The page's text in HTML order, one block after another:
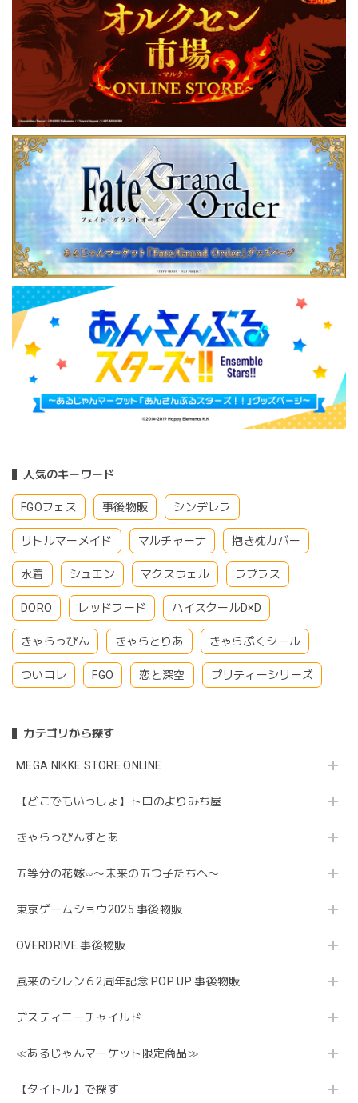
人気のキーワード
FGOフェス 事後物販 シンデレラ
リトルマーメイド マルチャーナ 抱き枕カバー
水着 シュエン マクスウェル ラプラス
DORO レッドフード ハイスクールD×D
きゃらっぴん きゃらとりあ きゃらぷくシール
ついコレ FGO 恋と深空 プリティーシリーズ
カテゴリから探す
MEGA NIKKE STORE ONLINE
【どこでもいっしょ】トロのよりみち屋
きゃらっぴんすとあ
五等分の花嫁∽〜未来の五つ子たちへ〜
東京ゲームショウ2025 事後物販
OVERDRIVE 事後物販
風来のシレン６2周年記念 POP UP 事後物販
デスティニーチャイルド
≪あるじゃんマーケット限定商品≫
【タイトル】で探す